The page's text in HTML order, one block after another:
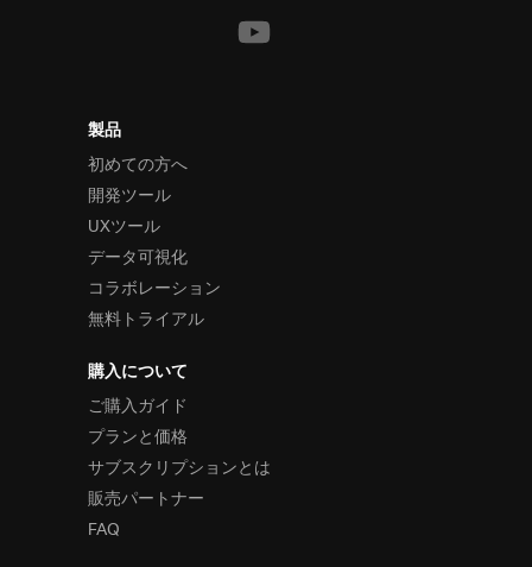
製品
初めての方へ
開発ツール
UXツール
データ可視化
コラボレーション
無料トライアル
購入について
ご購入ガイド
プランと価格
サブスクリプションとは
販売パートナー
FAQ